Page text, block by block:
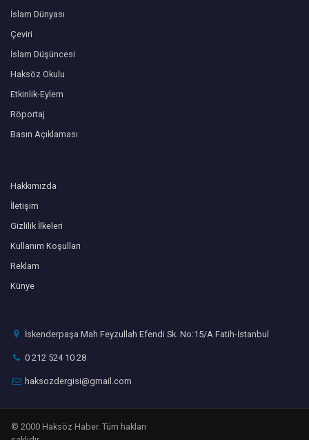
İslam Dünyası
Çeviri
İslam Düşüncesi
Haksöz Okulu
Etkinlik-Eylem
Röportaj
Basın Açıklaması
Hakkımızda
İletişim
Gizlilik İlkeleri
Kullanım Koşulları
Reklam
Künye
İskenderpaşa Mah Feyzullah Efendi Sk. No:15/A Fatih-İstanbul
0 212 524 10 28
haksozdergisi@gmail.com
© 2000 Haksöz Haber. Tüm hakları